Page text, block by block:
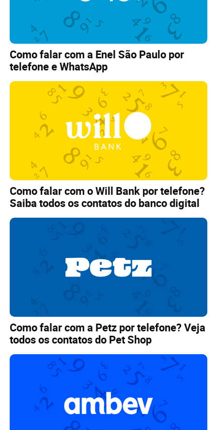
Como falar com a Enel São Paulo por
telefone e WhatsApp
Como falar com o Will Bank por telefone?
Saiba todos os contatos do banco digital
Como falar com a Petz por telefone? Veja
todos os contatos do Pet Shop